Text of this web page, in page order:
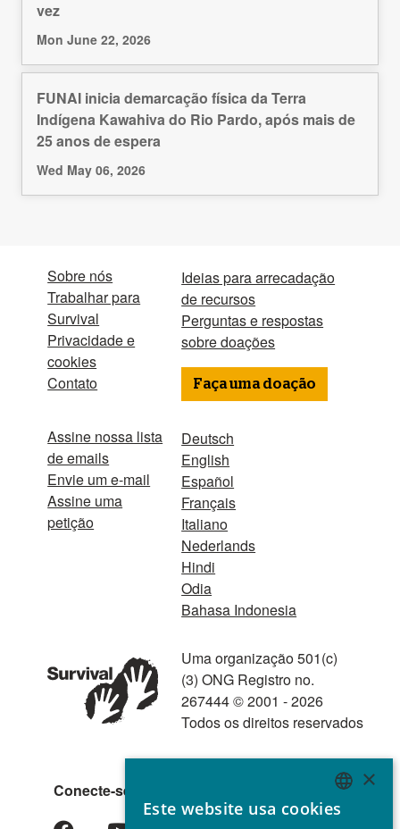
vez
Mon June 22, 2026
FUNAI inicia demarcação física da Terra
Indígena Kawahiva do Rio Pardo, após mais de
25 anos de espera
Wed May 06, 2026
Sobre nós
Trabalhar para
Survival
Privacidade e
cookies
Contato
Assine nossa lista
de emails
Envie um e-mail
Assine uma
petição
Ideias para arrecadação
de recursos
Perguntas e respostas
sobre doações
Faça uma doação
Deutsch
English
Español
Français
Italiano
Nederlands
Hindi
Odia
Bahasa Indonesia
Conecte-se conosco
Uma organização 501(c)
(3) ONG Registro no.
267444 © 2001 - 2026
Todos os direitos reservados
ENGLISH
×
Este website usa cookies